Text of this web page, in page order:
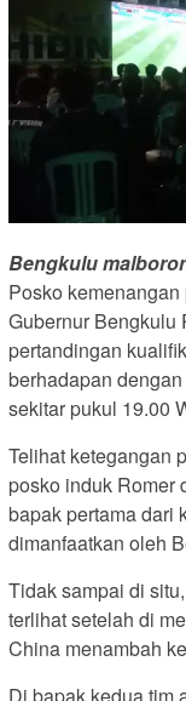
Bengkulu
Posko
Gubernur Bengkulu
pertandingan
berhadapan
sekitar pukul 19.00
Telihat ketegangan
posko induk Romer
bapak pertama dari
dimanfaatkan oleh
Tidak sampai di
terlihat setelah di
China menambah